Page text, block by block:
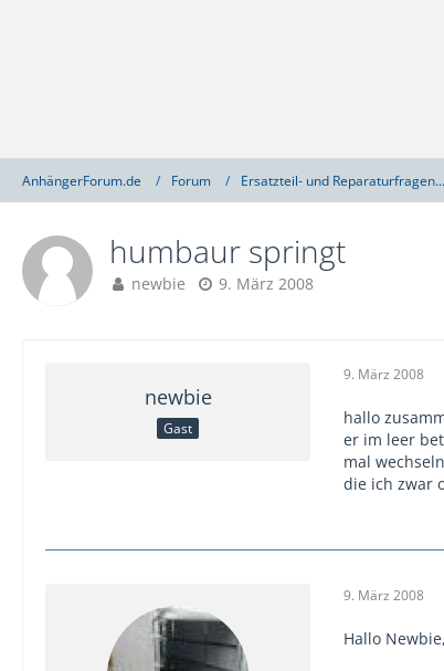
AnhängerForum.de Forum Ersatzteil- und Reparaturfragen...
humbaur springt
newbie 9. März 2008
newbie
Gast
9. März 2008
hallo
er im leer
mal
die ich zwar
9. März 2008
Hallo Newbie,